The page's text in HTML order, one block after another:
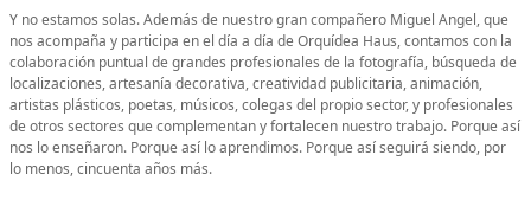
Y no estamos solas. Además de nuestro gran compañero Miguel Angel, que
nos acompaña y participa en el día a día de Orquídea Haus, contamos con la
colaboración puntual de grandes profesionales de la fotografía, búsqueda de
localizaciones, artesanía decorativa, creatividad publicitaria, animación,
artistas plásticos, poetas, músicos, colegas del propio sector, y profesionales
de otros sectores que complementan y fortalecen nuestro trabajo. Porque así
nos lo enseñaron. Porque así lo aprendimos. Porque así seguirá siendo, por
lo menos, cincuenta años más.